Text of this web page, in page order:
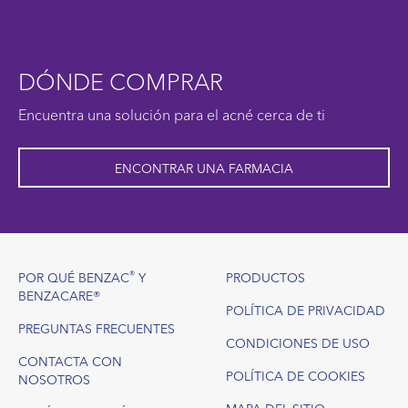
DÓNDE COMPRAR
Encuentra una solución para el acné cerca de ti
ENCONTRAR UNA FARMACIA
Footer
POR QUÉ BENZAC® Y
BENZACARE®
PREGUNTAS FRECUENTES
CONTACTA CON
NOSOTROS
PRODUCTOS
POLÍTICA DE PRIVACIDAD
CONDICIONES DE USO
POLÍTICA DE COOKIES